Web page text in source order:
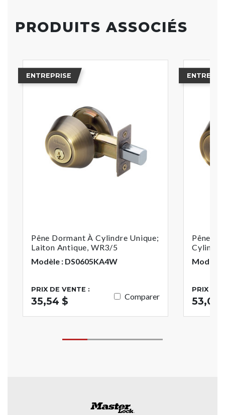
PRODUITS ASSOCIÉS
ENTREPRISE
Pêne Dormant À Cylindre Unique;
Laiton Antique, WR3/5
Modèle : DS0605KA4W
PRIX DE VENTE :
35,54 $ Comparer
Pêne
Modèle
PRIX DE
53,05